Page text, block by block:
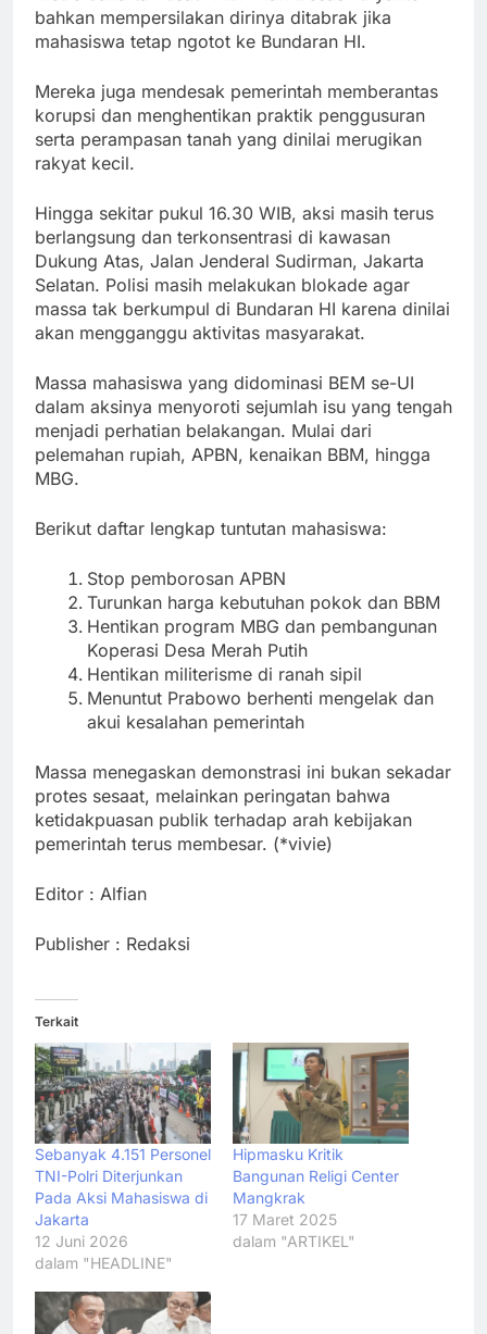
bahkan mempersilakan dirinya ditabrak jika
mahasiswa tetap ngotot ke Bundaran HI.
Mereka juga mendesak pemerintah memberantas
korupsi dan menghentikan praktik penggusuran
serta perampasan tanah yang dinilai merugikan
rakyat kecil.
Hingga sekitar pukul 16.30 WIB, aksi masih terus
berlangsung dan terkonsentrasi di kawasan
Dukung Atas, Jalan Jenderal Sudirman, Jakarta
Selatan. Polisi masih melakukan blokade agar
massa tak berkumpul di Bundaran HI karena dinilai
akan mengganggu aktivitas masyarakat.
Massa mahasiswa yang didominasi BEM se-UI
dalam aksinya menyoroti sejumlah isu yang tengah
menjadi perhatian belakangan. Mulai dari
pelemahan rupiah, APBN, kenaikan BBM, hingga
MBG.
Berikut daftar lengkap tuntutan mahasiswa:
Stop pemborosan APBN
Turunkan harga kebutuhan pokok dan BBM
Hentikan program MBG dan pembangunan
Koperasi Desa Merah Putih
Hentikan militerisme di ranah sipil
Menuntut Prabowo berhenti mengelak dan
akui kesalahan pemerintah
Massa menegaskan demonstrasi ini bukan sekadar
protes sesaat, melainkan peringatan bahwa
ketidakpuasan publik terhadap arah kebijakan
pemerintah terus membesar. (*vivie)
Editor : Alfian
Publisher : Redaksi
Terkait
Sebanyak 4.151 Personel
TNI-Polri Diterjunkan
Pada Aksi Mahasiswa di
Jakarta
12 Juni 2026
dalam "HEADLINE"
Hipmasku Kritik
Bangunan Religi Center
Mangkrak
17 Maret 2025
dalam "ARTIKEL"